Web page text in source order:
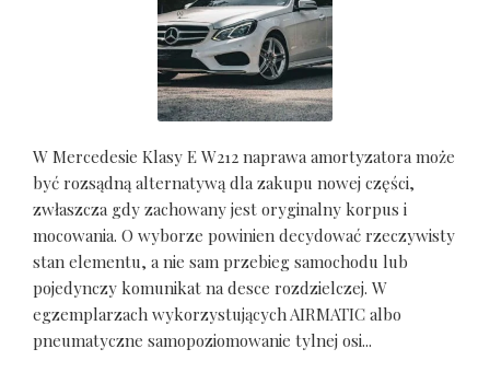
W Mercedesie Klasy E W212 naprawa amortyzatora może
być rozsądną alternatywą dla zakupu nowej części,
zwłaszcza gdy zachowany jest oryginalny korpus i
mocowania. O wyborze powinien decydować rzeczywisty
stan elementu, a nie sam przebieg samochodu lub
pojedynczy komunikat na desce rozdzielczej. W
egzemplarzach wykorzystujących AIRMATIC albo
pneumatyczne samopoziomowanie tylnej osi...